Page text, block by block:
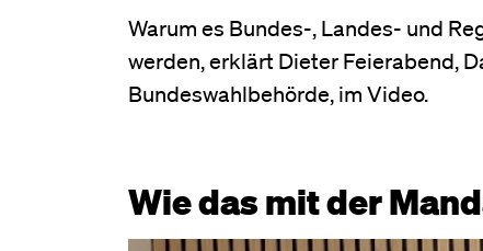
Warum es Bundes-, Landes- und
werden, erklärt Dieter Feierabend,
Bundeswahlbehörde, im Video.
Wie das mit der